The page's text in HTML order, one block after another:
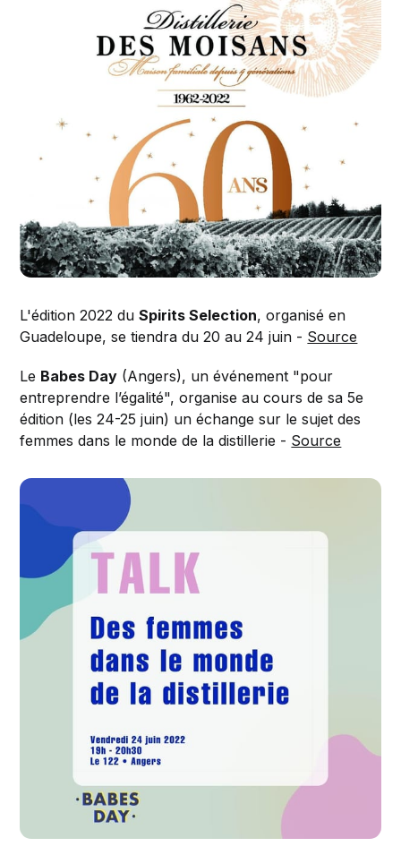
L'édition 2022 duSpirits Selection, organisé en
Guadeloupe, se tiendra du 20 au 24 juin - Source
Le Babes Day (Angers), un événement "pour
entreprendre l’égalité", organise au cours de sa 5e
édition (les 24-25 juin) un échange sur le sujet des
femmes dans le monde de la distillerie - Source